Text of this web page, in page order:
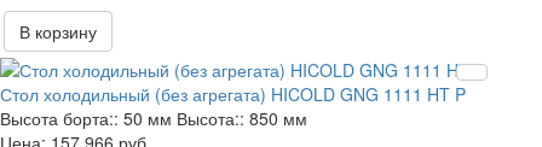
В корзину
Стол холодильный (без агрегата) HICOLD GNG 1111 HT P
Высота борта:: 50 мм Высота:: 850 мм
157 966 руб.